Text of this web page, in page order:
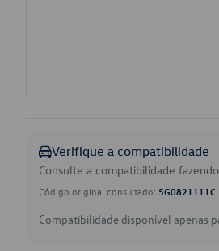
Verifique a compatibilidade
Consulte a compatibilidade
Código original consultado: 5G0821111C
Compatibilidade disponível apenas